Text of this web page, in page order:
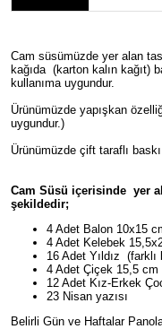
Cam süsümüzde yer alan
kağıda (karton kalın kağıt)
kullanıma uygundur.
Ürünümüzde yapışkan
uygundur.)
Ürünümüzde çift taraflı
Cam Süsü içerisinde yer
şekildedir;
4 Adet Balon 10x15
4 Adet Kelebek
16 Adet Yıldız (farklı
4 Adet Çiçek 15,5 cm
12 Adet Kız-Erkek
23 Nisan yazısı
Belirli Gün ve Haftalar